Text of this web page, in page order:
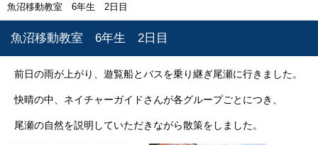
魚沼移動教室 6年生 2日目
魚沼移動教室 6年生 2日目
前日の雨が上がり、遊覧船とバスを乗り継ぎ尾瀬に行きました。
快晴の中、ネイチャーガイドさんが各グループごとにつき、
尾瀬の自然を説明していただきながら散策をしました。